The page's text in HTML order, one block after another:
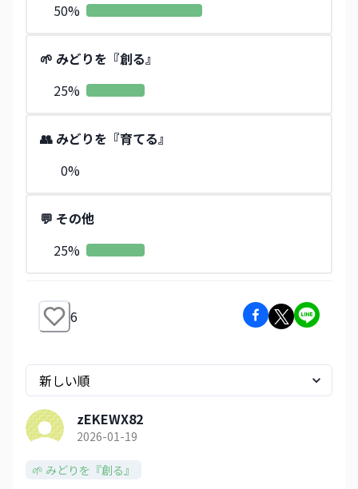
50%
🌱 みどりを『創る』
25%
👥 みどりを『育てる』
0%
💬 その他
25%
6
zEKEWX82
2026-01-19
🌱 みどりを『創る』